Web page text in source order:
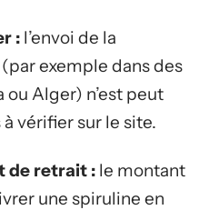
: l’envoi de la
exemple dans des
ou Alger) n’est peut
vérifier sur le site.
de retrait : le montant
une spiruline en